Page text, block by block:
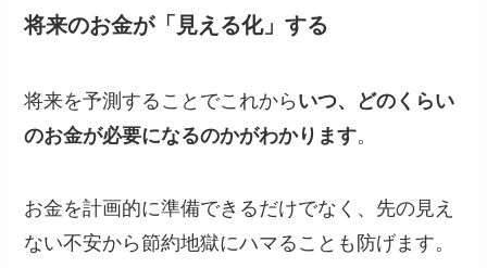
将来のお金が「見える化」する
将来を予測することでこれから いつ、どのくらい
のお金が必要になるのかがわかります。
お金を計画的に準備できるだけでなく、先の見え
ない不安から節約地獄にハマることも防げます。